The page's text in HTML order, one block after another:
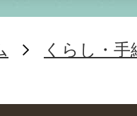
くらし・手